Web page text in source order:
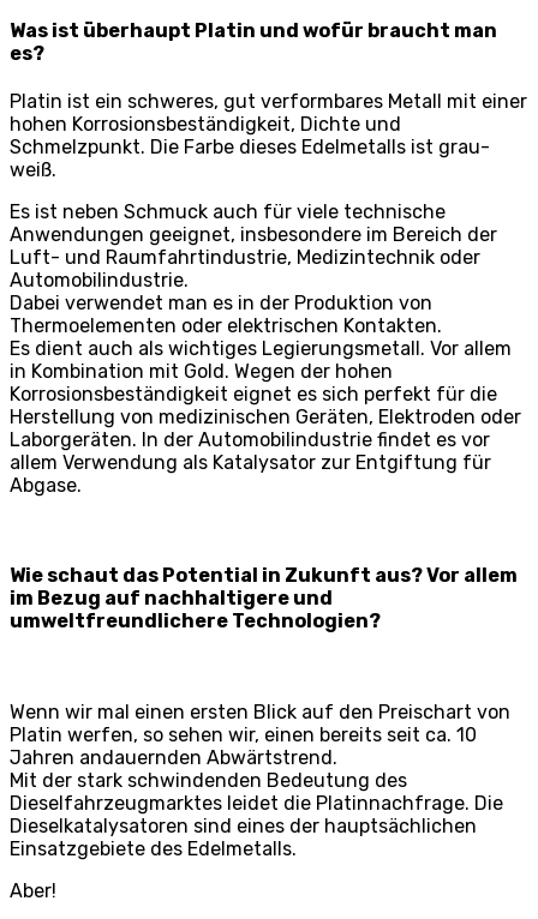
Was ist überhaupt Platin und wofür braucht man
es?
Platin ist ein schweres, gut verformbares Metall mit einer
hohen Korrosionsbeständigkeit, Dichte und
Schmelzpunkt. Die Farbe dieses Edelmetalls ist grau-
weiß.
Es ist neben Schmuck auch für viele technische
Anwendungen geeignet, insbesondere im Bereich der
Luft- und Raumfahrtindustrie, Medizintechnik oder
Automobilindustrie.
Dabei verwendet man es in der Produktion von
Thermoelementen oder elektrischen Kontakten.
Es dient auch als wichtiges Legierungsmetall. Vor allem
in Kombination mit Gold. Wegen der hohen
Korrosionsbeständigkeit eignet es sich perfekt für die
Herstellung von medizinischen Geräten, Elektroden oder
Laborgeräten. In der Automobilindustrie findet es vor
allem Verwendung als Katalysator zur Entgiftung für
Abgase.
Wie schaut das Potential in Zukunft aus? Vor allem
im Bezug auf nachhaltigere und
umweltfreundlichere Technologien?
Wenn wir mal einen ersten Blick auf den Preischart von
Platin werfen, so sehen wir, einen bereits seit ca. 10
Jahren andauernden Abwärtstrend.
Mit der stark schwindenden Bedeutung des
Dieselfahrzeugmarktes leidet die Platinnachfrage. Die
Dieselkatalysatoren sind eines der hauptsächlichen
Einsatzgebiete des Edelmetalls.
Aber!